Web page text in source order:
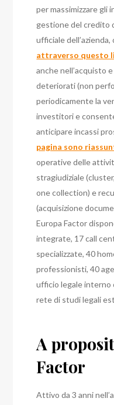
per massimizzare gli
gestione del
ufficiale
attraverso questo
anche nell’acquisto
deteriorati (non
periodicamente la
investitori e
anticipare incassi
pagina sono
operative delle
stragiudiziale
one collection) e
(acquisizione
Europa Factor
integrate, 17 call
specializzate, 40
professionisti, 40
ufficio legale interno
rete di studi legali
A
Factor
Attivo da 3 anni